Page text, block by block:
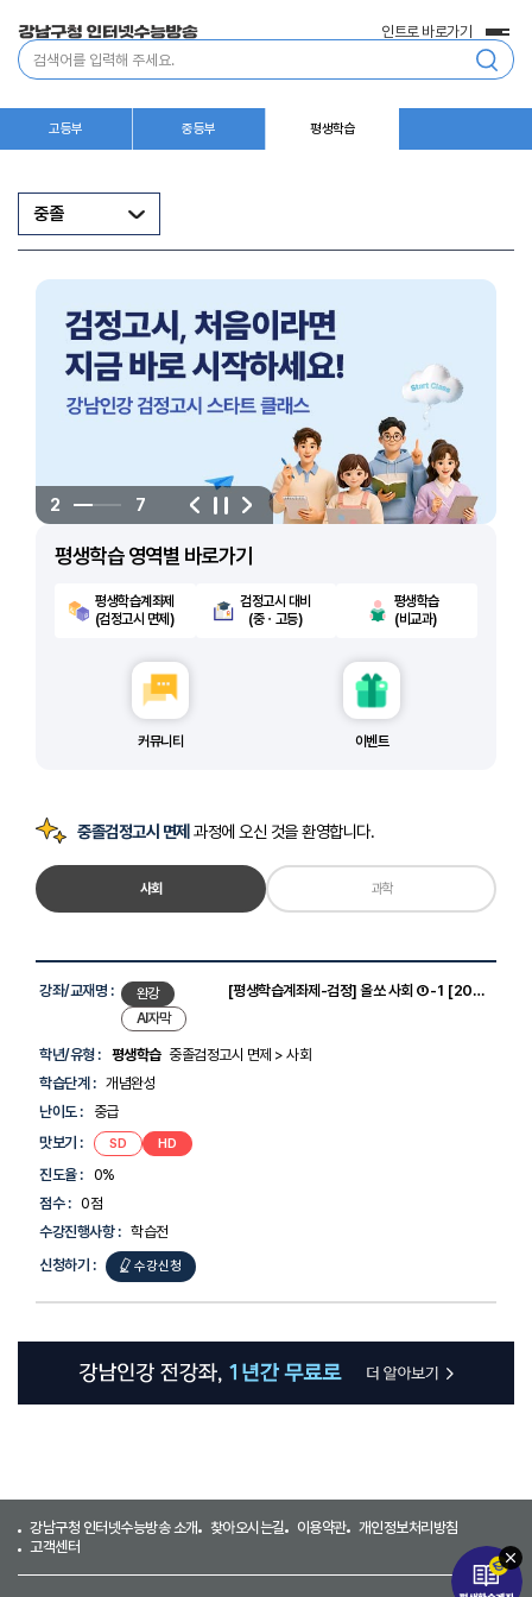
통
합
색
인트로 바로가기
전
체
메
고등부 중등부 평생학습
중졸
2 7
이
정
지
다
평생학습 영역별 바로가기
평생학습계좌제
(검정고시 면제)
검정고시 대비
(중ㆍ고등)
평생학습
(비교과)
커뮤니티 이벤트
중졸검정고시 면제 과정에 오신 것을 환영합니다.
사회 과학
좌
-
생
님,
강
좌/
재
명,
년/
유
형,
도,
도
율,
점
수
강좌/교재명 :
완강
AI자막
[평생학습계좌제-검정] 올쏘 사회 ①-1 [2022개정]
학년/유형 : 평생학습 중졸검정고시 면제 > 사회
학습단계 : 개념완성
난이도 :
중급
맛보기 :
[평생학습계좌제-
검정]
올쏘
사회
SD [평생학습계좌제-
검정]
HD
진도율 :
0%
점수 : 0점
수강진행사항 : 학습전
신청하기 :
[평생학습계좌제-
①-1
수강신청
강남구청 인터넷수능방송 소개 찾아오시는길 이용약관
개인정보처리방침
고객센터